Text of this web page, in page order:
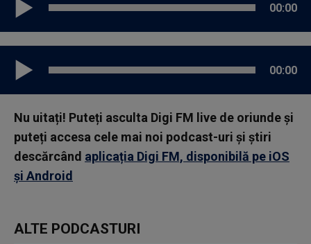
00:00
00:00
Nu uitați! Puteți asculta Digi FM live de oriunde și
puteți accesa cele mai noi podcast-uri și știri
descărcând aplicația Digi FM, disponibilă pe iOS
și Android
ALTE PODCASTURI